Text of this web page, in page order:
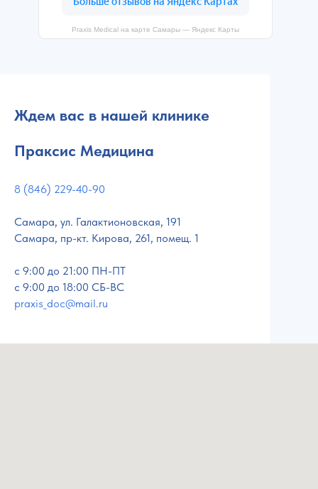
Praxis Medical на карте Самары — Яндекс Карты
Ждем вас в нашей клинике
Праксис Медицина
8 (846) 229-40-90
Самара, ул. Галактионовская, 191
Самара, пр-кт. Кирова, 261, помещ. 1
c 9:00 до 21:00 ПН-ПТ
с 9:00 до 18:00 СБ-ВС
praxis_doc@mail.ru